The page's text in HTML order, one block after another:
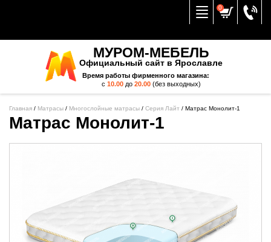
0
МУРОМ-МЕБЕЛЬ
Официальный сайт в Ярославле
Время работы фирменного магазина:
с 10.00до 20.00(без выходных)
Главная / Матрасы / Многослойные матрасы / Серия Лайт / Матрас Монолит-1
Матрас Монолит-1